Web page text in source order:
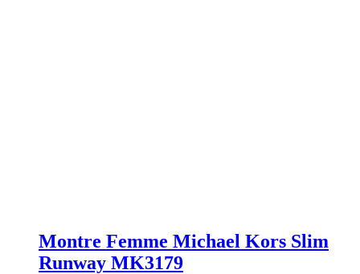
Montre Femme Michael Kors Slim
Runway MK3179